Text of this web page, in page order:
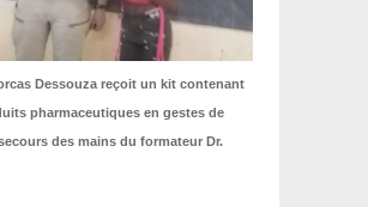
Dessouza reçoit un kit contenant
pharmaceutiques en gestes de
des mains du formateur Dr.